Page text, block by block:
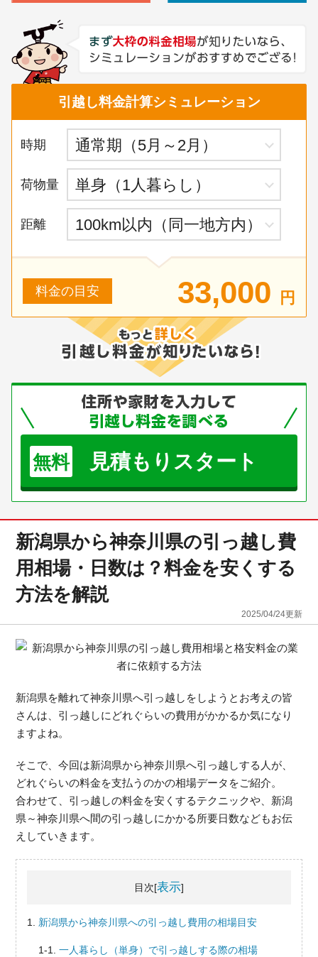
引越し料金計算シミュレーション
時期
荷物量
距離
料金の目安 33,000 円
無料 見積もりスタート
新潟県から神奈川県の引っ越し費
用相場・日数は？料金を安くする
方法を解説
2025/04/24更新
新潟県を離れて神奈川県へ引っ越しをしようとお考えの皆
さんは、引っ越しにどれぐらいの費用がかかるか気になり
ますよね。
そこで、今回は新潟県から神奈川県へ引っ越しする人が、
どれぐらいの料金を支払うのかの相場データをご紹介。
合わせて、引っ越しの料金を安くするテクニックや、新潟
県～神奈川県へ間の引っ越しにかかる所要日数などもお伝
えしていきます。
目次[表示]
新潟県から神奈川県への引っ越し費用の相場目安
一人暮らし（単身）で引っ越しする際の相場